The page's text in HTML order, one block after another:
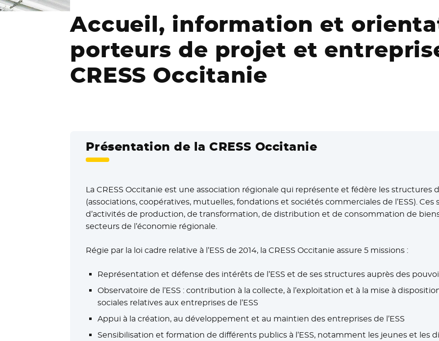
Accueil, information et
porteurs de projet et
CRESS Occitanie
Présentation de la CRESS Occitanie
La CRESS Occitanie est une association régionale qui représente et fédère les structures
(associations, coopératives, mutuelles, fondations et sociétés commerciales de l’ESS).
d’activités de production, de transformation, de distribution et de consommation de
secteurs de l’économie régionale.
Régie par la loi cadre relative à l’ESS de 2014, la CRESS Occitanie assure 5 missions :
Représentation et défense des intérêts de l’ESS et de ses structures auprès des
Observatoire de l’ESS : contribution à la collecte, à l’exploitation et à la mise à
sociales relatives aux entreprises de l’ESS
Appui à la création, au développement et au maintien des entreprises de l’ESS
Sensibilisation et formation de différents publics à l’ESS, notamment les jeunes et les